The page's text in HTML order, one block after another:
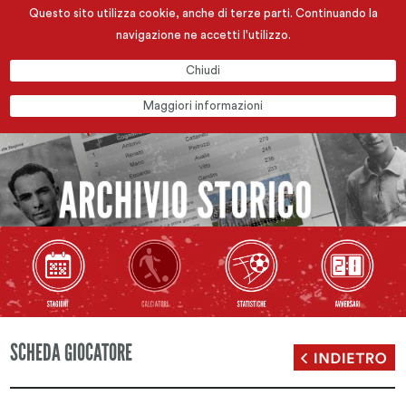
Questo sito utilizza cookie, anche di terze parti. Continuando la
navigazione ne accetti l'utilizzo.
Chiudi
Maggiori informazioni
SCHEDA GIOCATORE